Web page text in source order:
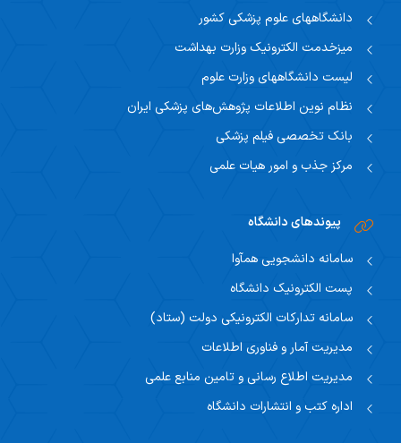
دانشگاههای علوم پزشکی کشور
میزخدمت الکترونیک وزارت بهداشت
لیست دانشگاههای وزارت علوم
نظام نوین اطلاعات پژوهش‌های پزشکی ایران
بانک تخصصی فیلم پزشکی
مرکز جذب و امور هیات علمی
پیوندهای دانشگاه
سامانه دانشجویی همآوا
پست الکترونیک دانشگاه
سامانه تدارکات الکترونیکی دولت (ستاد)
مدیریت آمار و فناوری اطلاعات
مدیریت اطلاع رسانی و تامین منابع علمی
اداره کتب و انتشارات دانشگاه